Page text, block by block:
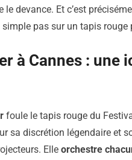
le devance. Et c’est
simple pas sur un tapis
à Cannes : une
foule le tapis rouge du
sa discrétion légendaire et
Elle orchestre